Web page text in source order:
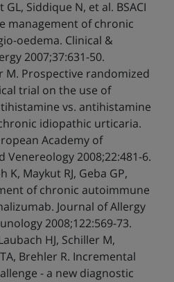
GL, Siddique N, et al. BSACI
management of chronic
oedema. Clinical &
2007;37:631-50.
M. Prospective randomized
trial on the use of
vs. antihistamine
idiopathic urticaria.
Academy of
Venereology 2008;22:481-6.
K, Maykut RJ, Geba GP,
of chronic autoimmune
Journal of Allergy
2008;122:569-73.
HJ, Schiller M,
Brehler R. Incremental
- a new diagnostic